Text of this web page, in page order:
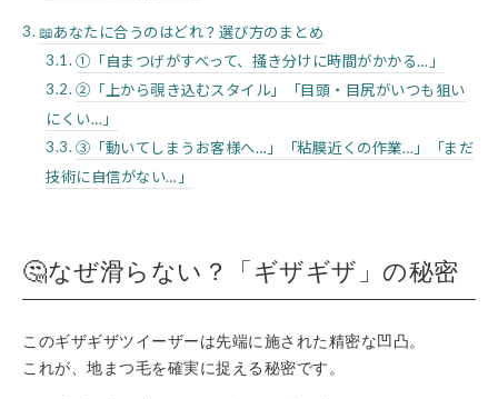
📖あなたに合うのはどれ？選び方のまとめ
①「自まつげがすべって、掻き分けに時間がかかる…」
②「上から覗き込むスタイル」「目頭・目尻がいつも狙い
にくい…」
③「動いてしまうお客様へ…」「粘膜近くの作業…」「まだ
技術に自信がない…」
🤔なぜ滑らない？「ギザギザ」の秘密
このギザギザツイーザーは先端に施された精密な凹凸。
これが、地まつ毛を確実に捉える秘密です。